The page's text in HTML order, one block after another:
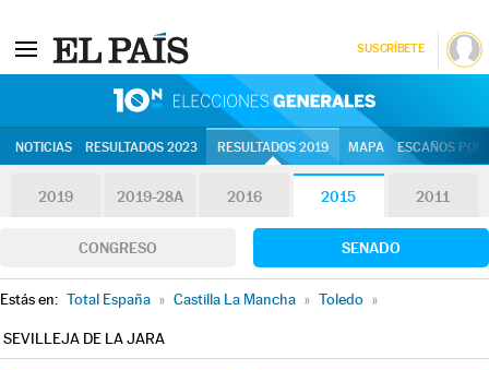
SUSCRÍBETE
NOTICIAS RESULTADOS 2023 RESULTADOS 2019 MAPA ESCAÑOS
2019 2019-28A 2016 2015 2011
CONGRESO SENADO
Estás en: Total España » Castilla La Mancha » Toledo »
SEVILLEJA DE LA JARA